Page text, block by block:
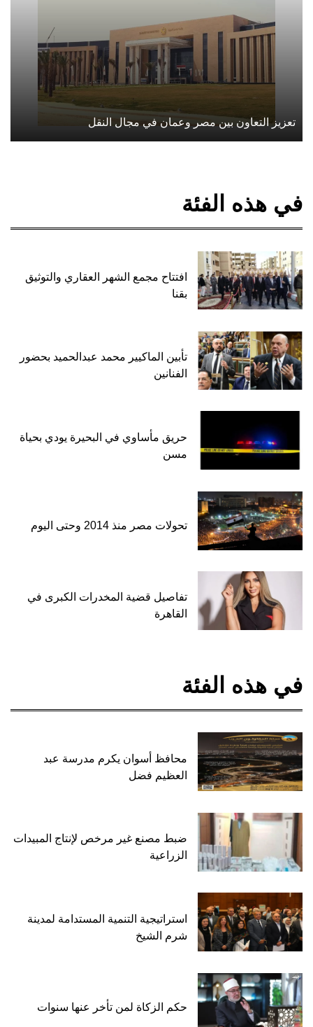
تعزيز التعاون بين مصر وعمان في مجال النقل
في هذه الفئة
افتتاح مجمع الشهر العقاري والتوثيق
بقنا
تأبين الماكيير محمد عبدالحميد بحضور
الفنانين
حريق مأساوي في البحيرة يودي بحياة
مسن
تحولات مصر منذ 2014 وحتى اليوم
تفاصيل قضية المخدرات الكبرى في
القاهرة
في هذه الفئة
محافظ أسوان يكرم مدرسة عبد
العظيم فضل
ضبط مصنع غير مرخص لإنتاج المبيدات
الزراعية
استراتيجية التنمية المستدامة لمدينة
شرم الشيخ
حكم الزكاة لمن تأخر عنها سنوات